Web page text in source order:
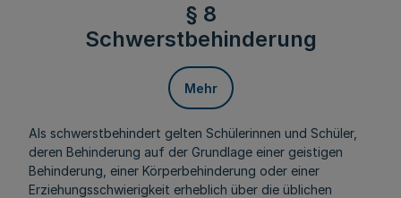
§ 8
Schwerstbehinderung
Mehr
Als schwerstbehindert gelten Schülerinnen und Schüler,
deren Behinderung auf der Grundlage einer geistigen
Behinderung, einer Körperbehinderung oder einer
Erziehungsschwierigkeit erheblich über die üblichen